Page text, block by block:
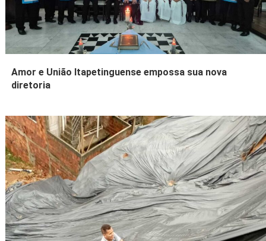
Amor e União Itapetinguense empossa sua nova
diretoria